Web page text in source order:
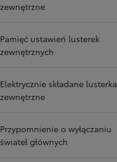
zewnętrzne
Pamięć ustawień lusterek
zewnętrznych
Elektrycznie składane lusterka
zewnętrzne
Przypomnienie o wyłączaniu
świateł głównych